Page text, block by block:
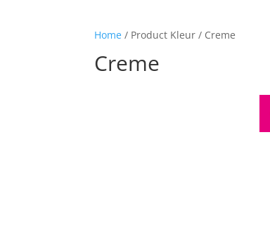
Home / Product Kleur / Creme
Creme